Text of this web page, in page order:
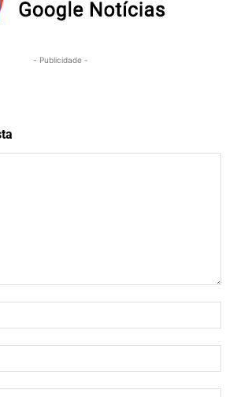
- Publicidade -